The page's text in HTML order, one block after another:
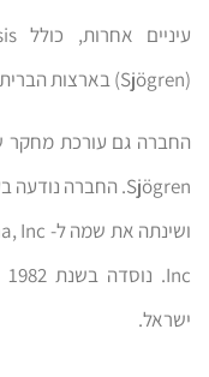
(Sjögren) בארצות הברית ובמקומות נוספים.
ישראל.